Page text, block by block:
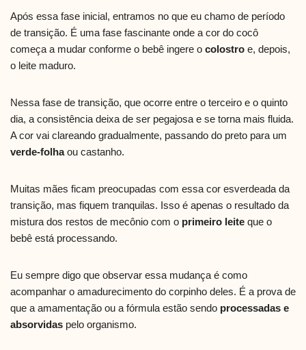
Após essa fase inicial, entramos no que eu chamo de período
de transição. É uma fase fascinante onde a cor do cocô
começa a mudar conforme o bebê ingere o colostro e, depois,
o leite maduro.
Nessa fase de transição, que ocorre entre o terceiro e o quinto
dia, a consistência deixa de ser pegajosa e se torna mais fluida.
A cor vai clareando gradualmente, passando do preto para um
verde-folhaou castanho.
Muitas mães ficam preocupadas com essa cor esverdeada da
transição, mas fiquem tranquilas. Isso é apenas o resultado da
mistura dos restos de mecônio com o primeiro leite que o
bebê está processando.
Eu sempre digo que observar essa mudança é como
acompanhar o amadurecimento do corpinho deles. É a prova de
que a amamentação ou a fórmula estão sendo processadas e
absorvidas pelo organismo.